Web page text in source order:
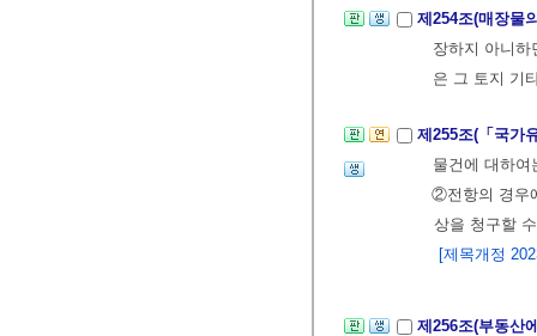
제254조(매장물
장하지 아니
은 그 토지 기
제255조(「국가
물건에 대하
②전항의 경우
상을 청구할
[제목개정
제256조(부동산